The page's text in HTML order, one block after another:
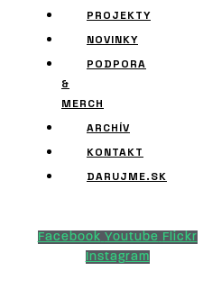
PROJEKTY
NOVINKY
PODPORA
&
MERCH
ARCHÍV
KONTAKT
DARUJME.SK
Facebook Youtube Flickr
Instagram